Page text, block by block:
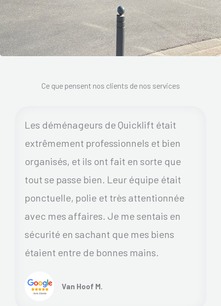
Ce que pensent nos clients de nos services
Les déménageurs de Quicklift était
extrêmement professionnels et bien
organisés, et ils ont fait en sorte que
tout se passe bien. Leur équipe était
ponctuelle, polie et très attentionnée
avec mes affaires. Je me sentais en
sécurité en sachant que mes biens
étaient entre de bonnes mains.
Van Hoof M.